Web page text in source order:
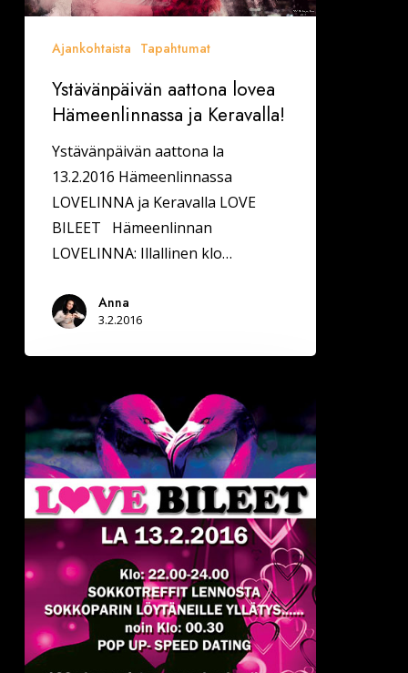
Ajankohtaista Tapahtumat
Ystävänpäivän aattona lovea
Hämeenlinnassa ja Keravalla!
Ystävänpäivän aattona la
13.2.2016 Hämeenlinnassa
LOVELINNA ja Keravalla LOVE
BILEET Hämeenlinnan
LOVELINNA: Illallinen klo…
Anna
3.2.2016
Love
Bileet
13.2.2016
(Club
Cosmopoli)